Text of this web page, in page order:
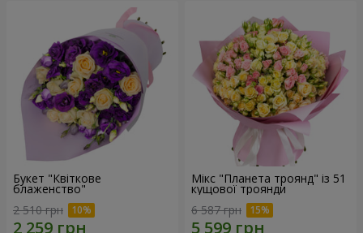
Букет "Квіткове
блаженство"
2 510 грн
Мікс "Планета троянд" із 51
кущової троянди
6 587 грн